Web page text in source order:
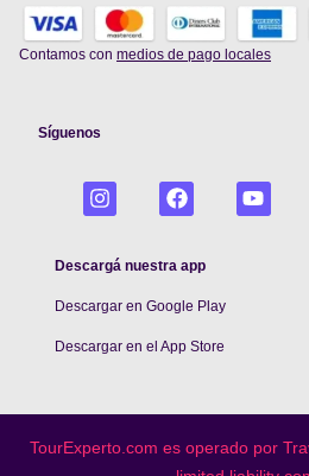
Contamos con medios de pago locales
Síguenos
Descargá nuestra app
Descargar en Google Play
Descargar en el App Store
TourExperto.com es operado por